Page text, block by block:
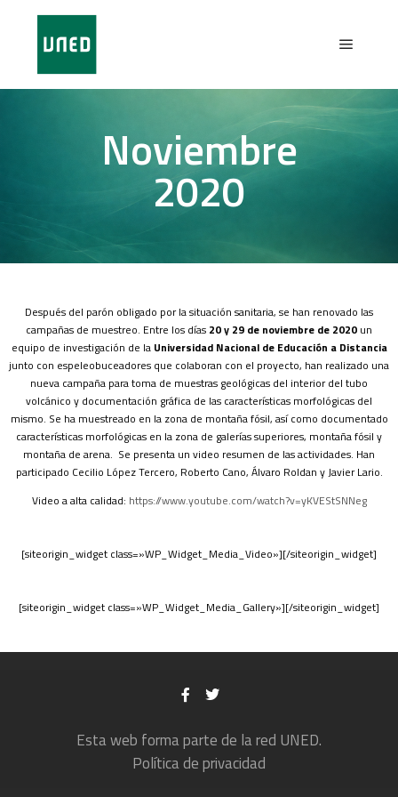
Noviembre
2020
Después del parón obligado por la situación sanitaria, se han renovado las
campañas de muestreo. Entre los días 20 y 29 de noviembre de 2020 un
equipo de investigación de la Universidad Nacional de Educación a Distancia
junto con espeleobuceadores que colaboran con el proyecto, han realizado una
nueva campaña para toma de muestras geológicas del interior del tubo
volcánico y documentación gráfica de las características morfológicas del
mismo. Se ha muestreado en la zona de montaña fósil, así como documentado
características morfológicas en la zona de galerías superiores, montaña fósil y
montaña de arena. Se presenta un video resumen de las actividades. Han
participado Cecilio López Tercero, Roberto Cano, Álvaro Roldan y Javier Lario.
Video a alta calidad: https://www.youtube.com/watch?v=yKVEStSNNeg
[siteorigin_widget class=»WP_Widget_Media_Video»][/siteorigin_widget]
[siteorigin_widget class=»WP_Widget_Media_Gallery»][/siteorigin_widget]
Esta web forma parte de la red UNED.
Política de privacidad